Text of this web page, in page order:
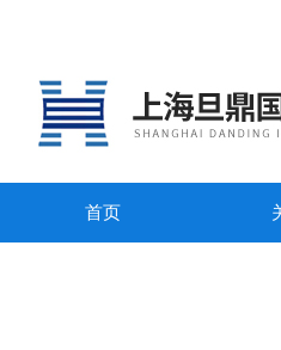
首页